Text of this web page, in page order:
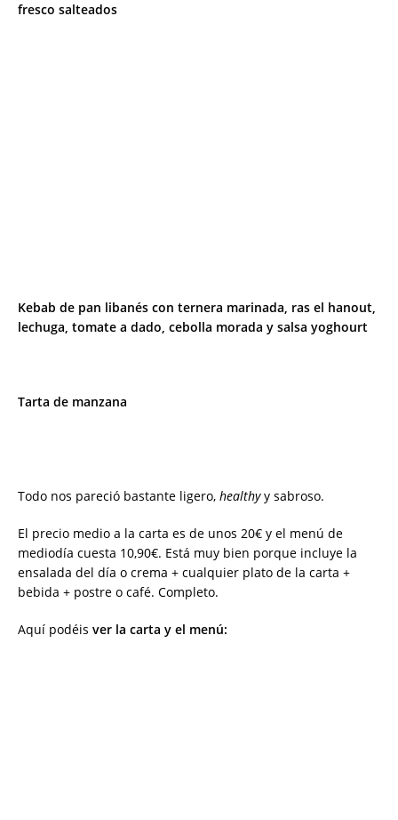
fresco salteados
Kebab de pan libanés con ternera marinada, ras el hanout,
lechuga, tomate a dado, cebolla morada y salsa yoghourt
Tarta de manzana
Todo nos pareció bastante ligero, healthyy sabroso.
El precio medio a la carta es de unos 20€ y el menú de
mediodía cuesta 10,90€. Está muy bien porque incluye la
ensalada del día o crema + cualquier plato de la carta +
bebida + postre o café. Completo.
Aquí podéis ver la carta y el menú: